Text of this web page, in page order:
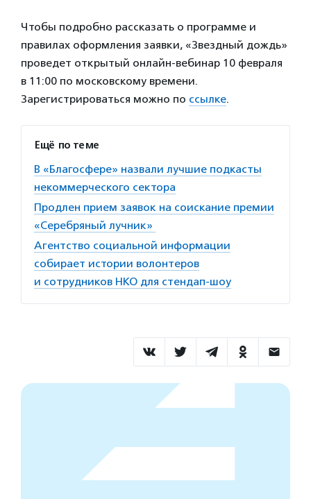
Чтобы подробно рассказать о программе и
правилах оформления заявки, «Звездный дождь»
проведет открытый онлайн-вебинар 10 февраля
в 11:00 по московскому времени.
Зарегистрироваться можно по ссылке.
Ещё по теме
В «Благосфере» назвали лучшие подкасты
некоммерческого сектора
Продлен прием заявок на соискание премии
«Серебряный лучник»
Агентство социальной информации
собирает истории волонтеров
и сотрудников НКО для стендап-шоу